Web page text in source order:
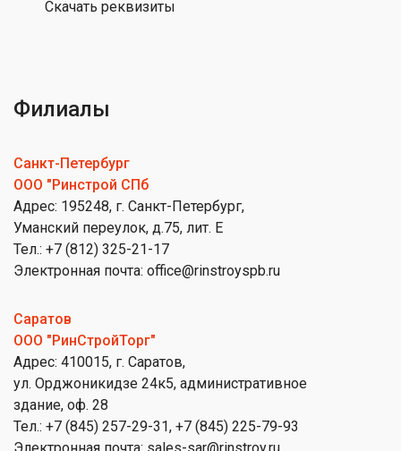
Скачать реквизиты
Филиалы
Санкт-Петербург
ООО "Ринстрой СПб
Адрес: 195248, г. Санкт-Петербург,
Уманский переулок, д.75, лит. Е
Тел.: +7 (812) 325-21-17
Электронная почта: office@rinstroyspb.ru
Саратов
ООО "РинСтройТорг"
Адрес: 410015, г. Саратов,
ул. Орджоникидзе 24к5, административное
здание, оф. 28
Тел.: +7 (845) 257-29-31, +7 (845) 225-79-93